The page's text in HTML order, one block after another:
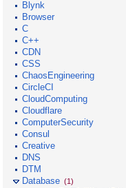
Blynk
Browser
C
C++
CDN
CSS
ChaosEngineering
CircleCI
CloudComputing
Cloudflare
ComputerSecurity
Consul
Creative
DNS
DTM
Database (1)